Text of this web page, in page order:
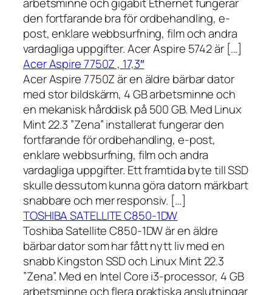
den fortfarande bra för ordbehandling, e-
post, enklare webbsurfning, film och andra
vardagliga uppgifter. Acer Aspire 5742 är […]
Acer Aspire 7750Z , 17,3″
Acer Aspire 7750Z är en äldre bärbar dator
med stor bildskärm, 4 GB arbetsminne och
en mekanisk hårddisk på 500 GB. Med Linux
Mint 22.3 ”Zena” installerat fungerar den
fortfarande för ordbehandling, e-post,
enklare webbsurfning, film och andra
vardagliga uppgifter. Ett framtida byte till SSD
skulle dessutom kunna göra datorn märkbart
snabbare och mer responsiv. […]
TOSHIBA SATELLITE C850-1DW
Toshiba Satellite C850-1DW är en äldre
bärbar dator som har fått nytt liv med en
snabb Kingston SSD och Linux Mint 22.3
”Zena”. Med en Intel Core i3-processor, 4 GB
arbetsminne och flera praktiska anslutningar